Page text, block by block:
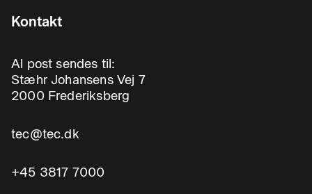
Kontakt
Al post sendes til:
Stæhr Johansens Vej 7
2000 Frederiksberg
tec@tec.dk
+45 3817 7000